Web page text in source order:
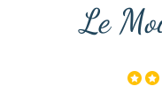
Le